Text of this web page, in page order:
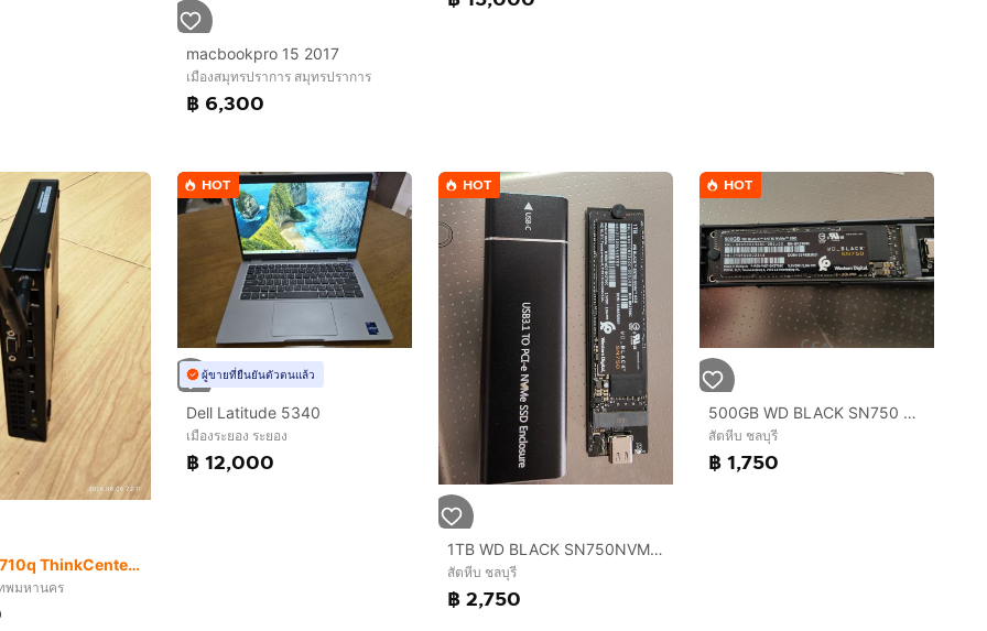
macbookpro 15 2017
เมืองสมุทรปราการ สมุทรปราการ
฿ 6,300
Lenovo M710q ThinkCenter SSF (แค่ Harddisk ก็ คุ้มแล้ว)
พมหานคร
HOT
ผู้ขายที่ยืนยันตัวตนแล้ว
Dell Latitude 5340
เมืองระยอง ระยอง
฿ 12,000
HOT
1TB WD BLACK SN750NVMe SSD
สัตหีบ ชลบุรี
฿ 2,750
HOT
500GB WD BLACK SN750 NVMe SSD
สัตหีบ ชลบุรี
฿ 1,750